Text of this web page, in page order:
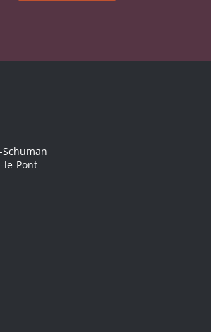
le-Pont